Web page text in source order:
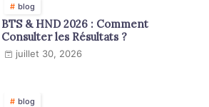
blog
BTS & HND 2026 : Comment
Consulter les Résultats ?
juillet 30, 2026
blog